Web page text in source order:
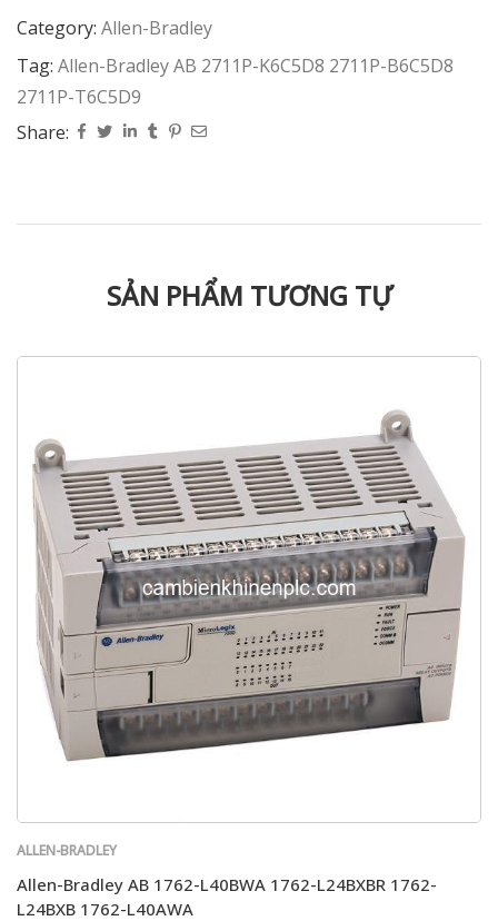
Category: Allen-Bradley
Tag: Allen-Bradley AB 2711P-K6C5D8 2711P-B6C5D8
2711P-T6C5D9
Share:
SẢN PHẨM TƯƠNG TỰ
ALLEN-BRADLEY
Allen-Bradley AB 1762-L40BWA 1762-L24BXBR 1762-
L24BXB 1762-L40AWA